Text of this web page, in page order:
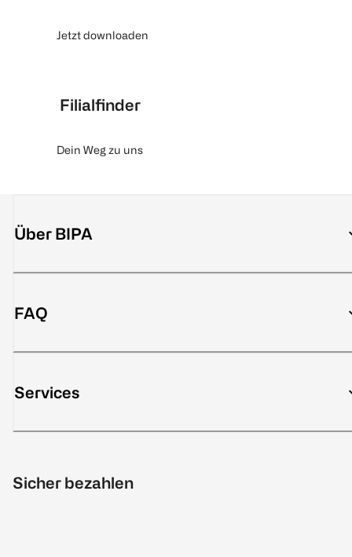
Jetzt downloaden
Filialfinder
Dein Weg zu uns
Über BIPA
FAQ
Services
Sicher bezahlen